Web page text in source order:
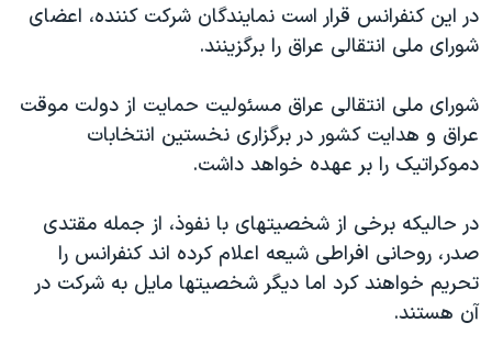
فرهنگ و زندگی
اقتصادی
علم و فناوری
گالری عکس
آرشیو پخش زنده
مستندها
حمله جمهوری اسلامی به اسرائیل
رمز مهسا
اعتراضات زن، زندگی، آزادی
مجموعه مستندهای دادخواهی
تریبونال مردمی آبان ۹۸
دنبال کنید
در اين کنفرانس قرار است نمايندگان شرکت کننده، اعضای
شورای ملی انتقالی عراق را برگزينند.
شورای ملی انتقالی عراق مسئوليت حمايت از دولت موقت
عراق و هدايت کشور در برگزاری نخستين انتخابات
دموکراتيک را بر عهده خواهد داشت.
در حاليکه برخی از شخصيتهای با نفوذ، از جمله مقتدی
صدر، روحانی افراطی شيعه اعلام کرده اند کنفرانس را
تحريم خواهند کرد اما ديگر شخصيتها مايل به شرکت در
آن هستند.